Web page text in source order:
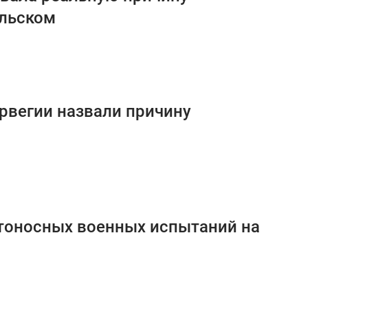
назвали причину
военных испытаний на